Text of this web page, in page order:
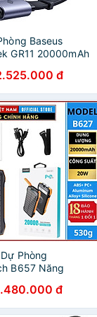
Baseus
GR11 20000mAh
C - Hàng Chính
đ
Phòng
B657 Năng
lượng
(Hàng chính
đ